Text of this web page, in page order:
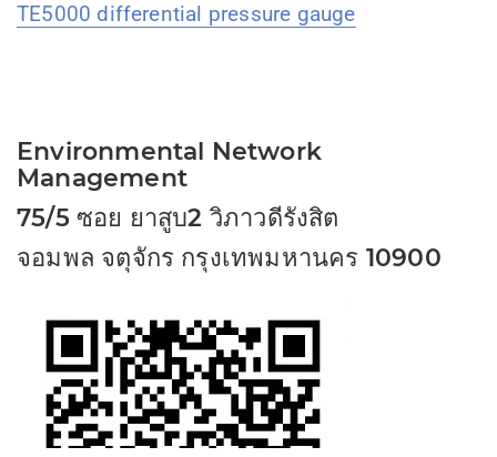
TE5000 differential pressure gauge
Environmental Network
Management
75/5 ซอย ยาสูบ2 วิภาวดีรังสิต
จอมพล จตุจักร กรุงเทพมหานคร 10900